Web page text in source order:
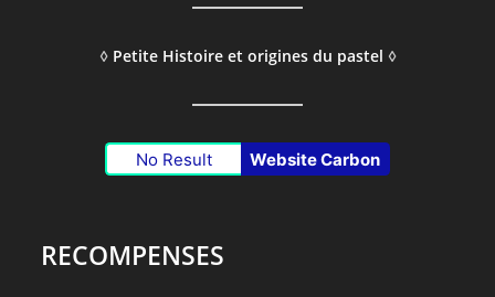
◊ Petite Histoire et origines du pastel ◊
No Result Website Carbon
RECOMPENSES